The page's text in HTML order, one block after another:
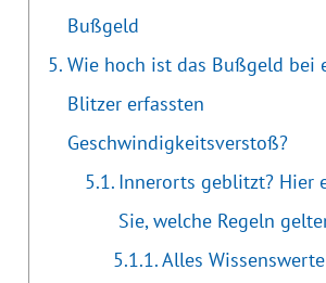
Bußgeld
Wie hoch ist das Bußgeld bei
Blitzer erfassten
Geschwindigkeitsverstoß?
Innerorts geblitzt? Hier
Sie, welche Regeln
Alles